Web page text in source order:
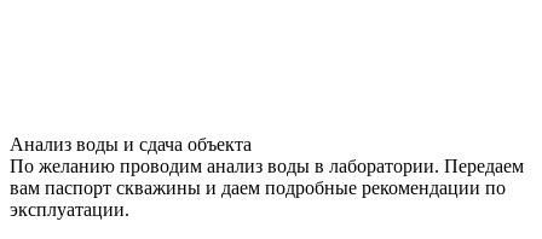
Анализ воды и сдача объекта
По желанию проводим анализ воды в лаборатории. Передаем
вам паспорт скважины и даем подробные рекомендации по
эксплуатации.